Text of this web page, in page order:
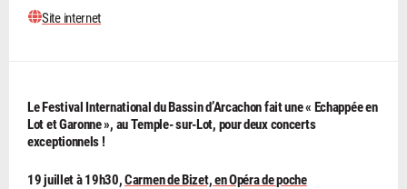
Site internet
Le Festival International du Bassin d’Arcachon fait une « Echappée en
Lot et Garonne », au Temple- sur-Lot, pour deux concerts
exceptionnels !
19 juillet à 19h30,Carmen de Bizet, en Opéra de poche